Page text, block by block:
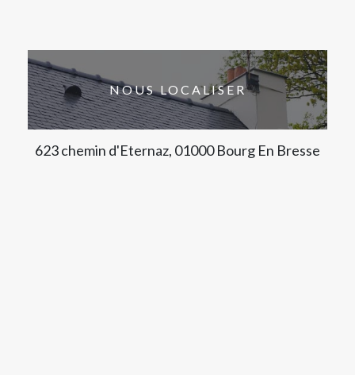
NOUS LOCALISER
623 chemin d'Eternaz, 01000 Bourg En Bresse